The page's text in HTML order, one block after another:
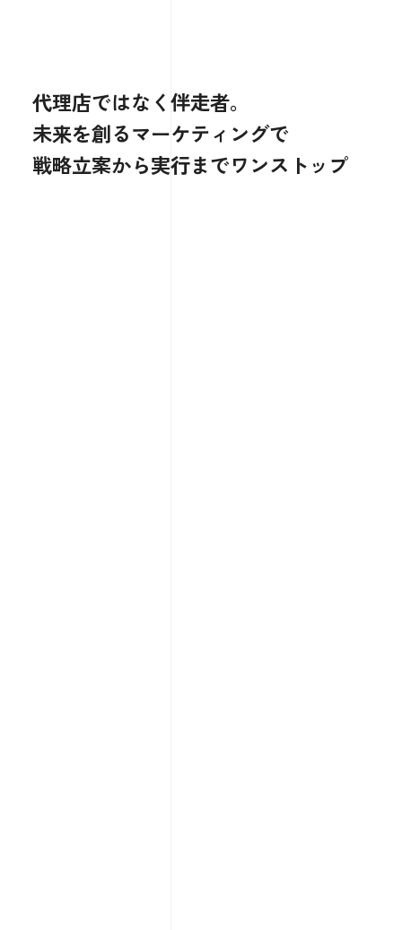
代理店ではな く伴走者。
未来を創るマーケティ ングで
戦略立案から実行までワンス ト ッ プ